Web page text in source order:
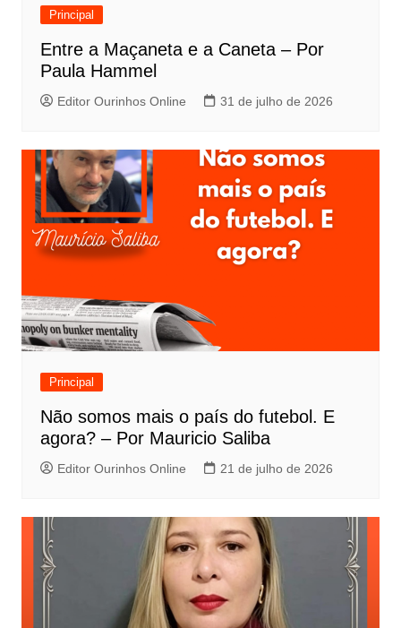
Principal
Entre a Maçaneta e a Caneta – Por
Paula Hammel
Editor Ourinhos Online 31 de julho de 2026
Principal
Não somos mais o país do futebol. E
agora? – Por Mauricio Saliba
Editor Ourinhos Online 21 de julho de 2026